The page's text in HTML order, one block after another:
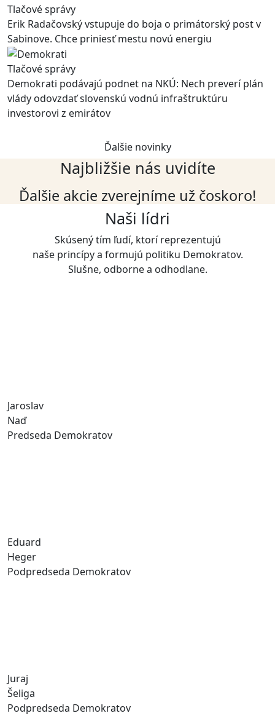
Tlačové správy
Erik Radačovský vstupuje do boja o primátorský post v
Sabinove. Chce priniesť mestu novú energiu
Tlačové správy
Demokrati podávajú podnet na NKÚ: Nech preverí plán
vlády odovzdať slovenskú vodnú infraštruktúru
investorovi z emirátov
Ďalšie novinky
Najbližšie nás uvidíte
Ďalšie akcie zverejníme už čoskoro!
Naši lídri
Skúsený tím ľudí, ktorí reprezentujú
naše princípy a formujú politiku Demokratov.
Slušne, odborne a odhodlane.
Jaroslav
Naď
Predseda Demokratov
Eduard
Heger
Podpredseda Demokratov
Juraj
Šeliga
Podpredseda Demokratov